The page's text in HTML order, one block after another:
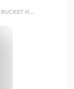
【正規品】 THE NORTH FACE ハット NEW BUCKET HAT NE3HN52 ☆ バケットハット バケハ 帽子 ロゴ メンズ レディース ユニセックス ベーシック トレンディ ユニセックス 男女兼用 春 夏 秋 冬 トレンド ストリート 韓国 ノースフェイス 【関税込/送料無料】